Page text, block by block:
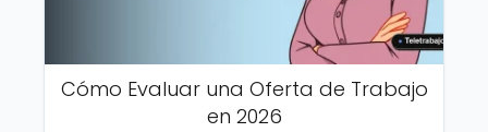
Cómo Evaluar una Oferta de Trabajo
en 2026